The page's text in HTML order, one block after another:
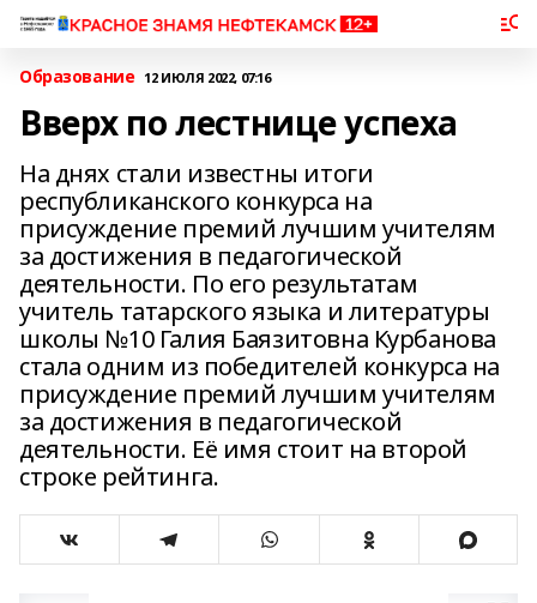
Образование 12 ИЮЛЯ 2022, 07:16
Вверх по лестнице успеха
На днях стали известны итоги
республиканского конкурса на
присуждение премий лучшим учителям
за достижения в педагогической
деятельности. По его результатам
учитель татарского языка и литературы
школы №10 Галия Баязитовна Курбанова
стала одним из победителей конкурса на
присуждение премий лучшим учителям
за достижения в педагогической
деятельности. Её имя стоит на второй
строке рейтинга.